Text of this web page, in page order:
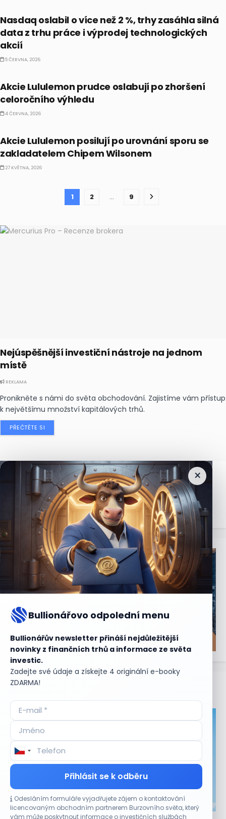
Nasdaq oslabil o více než 2 %, trhy zasáhla silná
data z trhu práce i výprodej technologických
akcií
5 ČERVNA, 2026
Akcie Lululemon prudce oslabují po zhoršení
celoročního výhledu
4 ČERVNA, 2026
Akcie Lululemon posilují po urovnání sporu se
zakladatelem Chipem Wilsonem
27 KVĚTNA, 2026
1 2 … 9
Nejúspěšnější investiční nástroje na jednom
místě
REKLAMA
Pronikněte s námi do světa obchodování. Zajistíme vám přístup
k největšímu množství kapitálových trhů.
PŘEČTĚTE SI
×
Bullionářovo odpolední menu
Bullionářův newsletter přináší nejdůležitější
novinky z finančních trhů a informace ze světa
investic.
Zadejte své údaje a získejte 4 originální e-booky
ZDARMA!
Přihlásit se k odběru
Odesláním formuláře vyjadřujete zájem o kontaktování
licencovaným obchodním partnerem Burzovního světa, který
vám může poskytnout informace o investičních službách
Nejčtenějšízprávy
Aktuální
CO HÝBE TRHEM